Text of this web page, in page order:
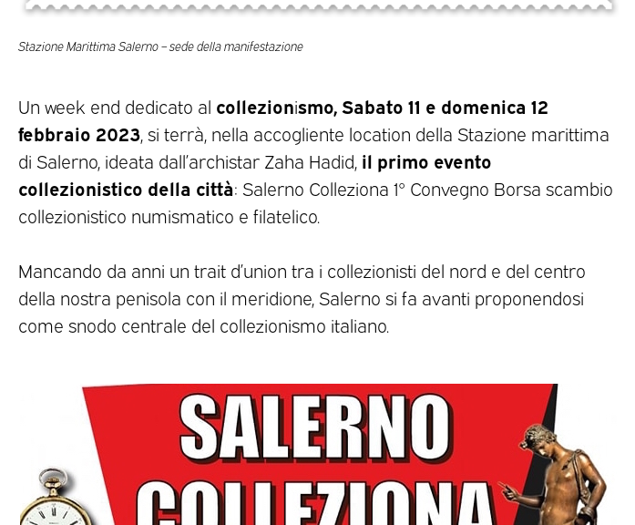
Stazione Marittima Salerno – sede della manifestazione
Un week end dedicato al collezionismo, Sabato 11 e domenica 12
febbraio 2023 , si terrà, nella accogliente location della Stazione marittima
di Salerno, ideata dall’archistar Zaha Hadid, il primo evento
collezionistico della città: Salerno Colleziona 1° Convegno Borsa scambio
collezionistico numismatico e filatelico.
Mancando da anni un trait d’union tra i collezionisti del nord e del centro
della nostra penisola con il meridione, Salerno si fa avanti proponendosi
come snodo centrale del collezionismo italiano.